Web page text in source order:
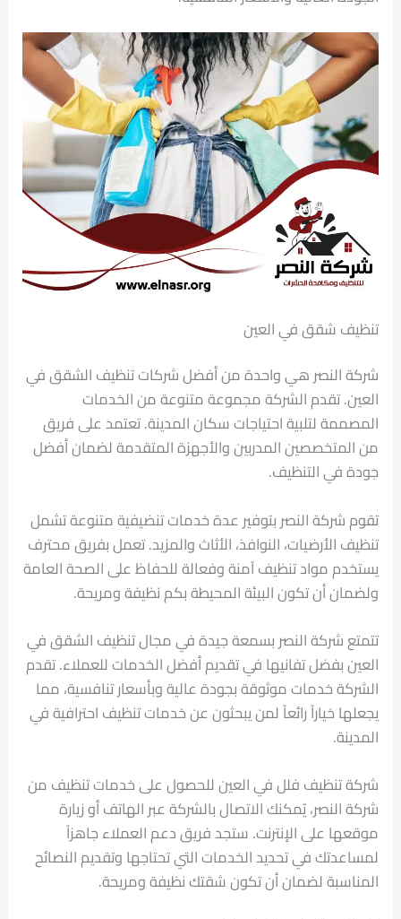
تنظيف شقق في العين
شركة النصر هي واحدة من أفضل شركات تنظيف الشقق في
العين. تقدم الشركة مجموعة متنوعة من الخدمات
المصممة لتلبية احتياجات سكان المدينة. تعتمد على فريق
من المتخصصين المدربين والأجهزة المتقدمة لضمان أفضل
جودة في التنظيف.
تقوم شركة النصر بتوفير عدة خدمات تنضيفية متنوعة تشمل
تنظيف الأرضيات، النوافذ، الأثاث والمزيد. تعمل بفريق محترف
يستخدم مواد تنظيف آمنة وفعالة للحفاظ على الصحة العامة
ولضمان أن تكون البيئة المحيطة بكم نظيفة ومريحة.
تتمتع شركة النصر بسمعة جيدة في مجال تنظيف الشقق في
العين بفضل تفانيها في تقديم أفضل الخدمات للعملاء. تقدم
الشركة خدمات موثوقة بجودة عالية وبأسعار تنافسية، مما
يجعلها خياراً رائعاً لمن يبحثون عن خدمات تنظيف احترافية في
المدينة.
شركة تنظيف فلل في العين للحصول على خدمات تنظيف من
شركة النصر، يُمكنك الاتصال بالشركة عبر الهاتف أو زيارة
موقعها على الإنترنت. ستجد فريق دعم العملاء جاهزاً
لمساعدتك في تحديد الخدمات التي تحتاجها وتقديم النصائح
المناسبة لضمان أن تكون شقتك نظيفة ومريحة.